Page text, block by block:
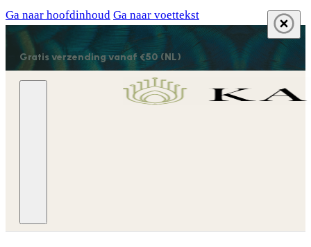
Ga naar hoofdinhoud Ga naar voettekst
Gratis verzending vanaf €50 (NL)